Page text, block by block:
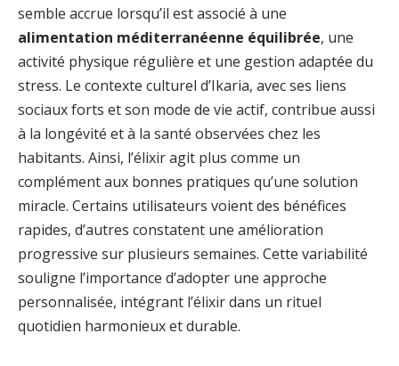
semble accrue lorsqu’il est associé à une
alimentation méditerranéenne équilibrée, une
activité physique régulière et une gestion adaptée du
stress. Le contexte culturel d’Ikaria, avec ses liens
sociaux forts et son mode de vie actif, contribue aussi
à la longévité et à la santé observées chez les
habitants. Ainsi, l’élixir agit plus comme un
complément aux bonnes pratiques qu’une solution
miracle. Certains utilisateurs voient des bénéfices
rapides, d’autres constatent une amélioration
progressive sur plusieurs semaines. Cette variabilité
souligne l’importance d’adopter une approche
personnalisée, intégrant l’élixir dans un rituel
quotidien harmonieux et durable.